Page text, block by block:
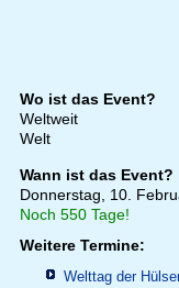
Wo ist das Event?
Weltweit
Welt
Wann ist das Event?
Donnerstag, 10.
Noch 550 Tage!
Weitere Termine:
Welttag der